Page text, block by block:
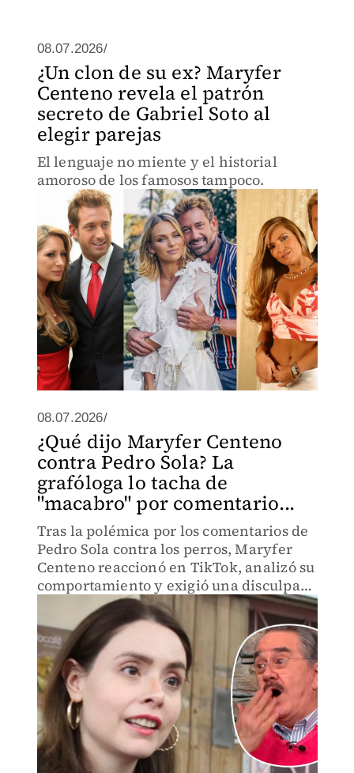
08.07.2026/
¿Un clon de su ex? Maryfer
Centeno revela el patrón
secreto de Gabriel Soto al
elegir parejas
El lenguaje no miente y el historial
amoroso de los famosos tampoco.
08.07.2026/
¿Qué dijo Maryfer Centeno
contra Pedro Sola? La
grafóloga lo tacha de
"macabro" por comentario...
Tras la polémica por los comentarios de
Pedro Sola contra los perros, Maryfer
Centeno reaccionó en TikTok, analizó su
comportamiento y exigió una disculpa